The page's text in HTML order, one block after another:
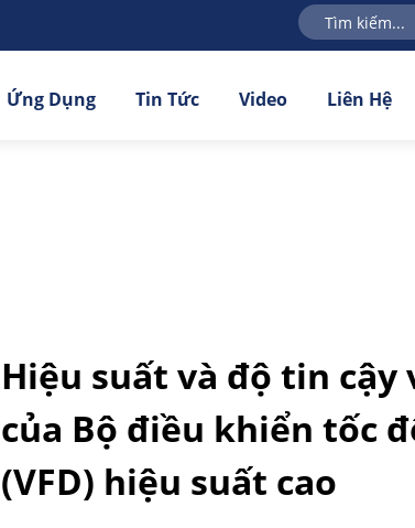
Ứng Dụng Tin Tức Video Liên Hệ
Hiệu suất và độ tin
của Bộ điều khiển tốc
(VFD) hiệu suất cao